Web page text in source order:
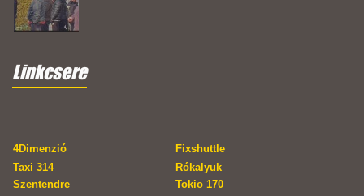
Linkcsere
4Dimenzió
Fixshuttle
Taxi 314
Szentendre
Rókalyuk
Tokio 170